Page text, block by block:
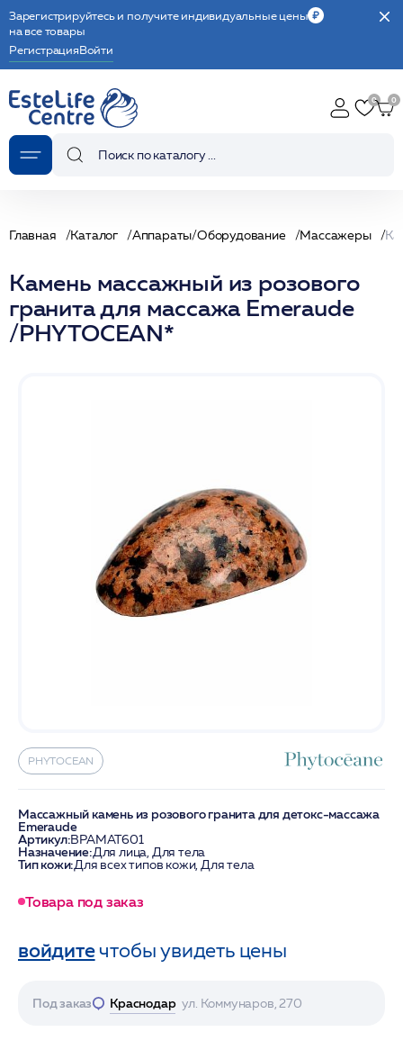
Зарегистрируйтесь и получите индивидуальные цены
на все товары
РегистрацияВойти
Главная Каталог Аппараты/Оборудование Массажеры
Камень массажный из розового
гранита для массажа Emeraude
/PHYTOCEAN*
PHYTOCEAN
Массажный камень из розового гранита для детокс-массажа
Emeraude
Артикул:BPAMAT601
Назначение:Для лица, Для тела
Тип кожи:Для всех типов кожи, Для тела
Товара под заказ
войдитечтобы увидеть цены
Под заказ Краснодар ул. Коммунаров, 270